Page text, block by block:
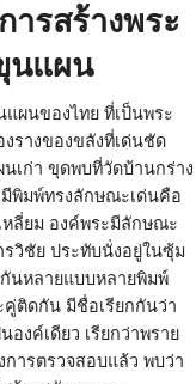
ารสร้างพระ
นแผน
ผนของไทย ที่เป็นพระ
งรางของขลังที่เด่นชัด
เก่า ขุดพบที่วัดบ้านกร่าง
พิมพ์ทรงลักษณะเด่นคือ
หลี่ยม องค์พระมีลักษณะ
วิชัย ประทับนั่งอยู่ในซุ้ม
นหลายแบบหลายพิมพ์
คู่ติดกัน มีชื่อเรียกกันว่า
องค์เดียว เรียกว่าพราย
การตรวจสอบแล้ว พบว่า